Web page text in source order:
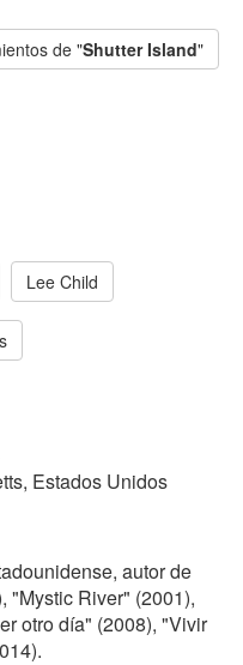
de "Shutter Island"
Lee Child
Estados Unidos
autor de
"Mystic River" (2001),
otro día" (2008), "Vivir